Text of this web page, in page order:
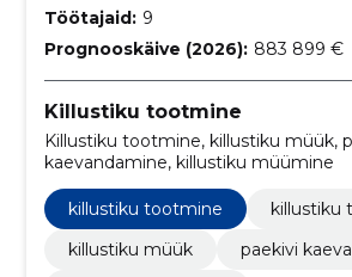
Töötajaid: 9
Prognooskäive (2026): 883 899 €
Killustiku tootmine
Killustiku tootmine, killustiku müük,
kaevandamine, killustiku müümine
killustiku tootmine
killustiku
killustiku müük
paekivi